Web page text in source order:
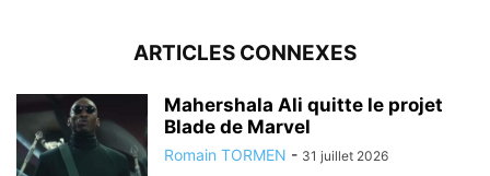
ARTICLES CONNEXES
Mahershala Ali quitte le projet
Blade de Marvel
Romain TORMEN - 31 juillet 2026